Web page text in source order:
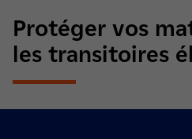
Protéger vos
les transitoires